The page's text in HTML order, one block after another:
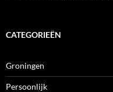
CATEGORIEËN
Groningen
Persoonlijk